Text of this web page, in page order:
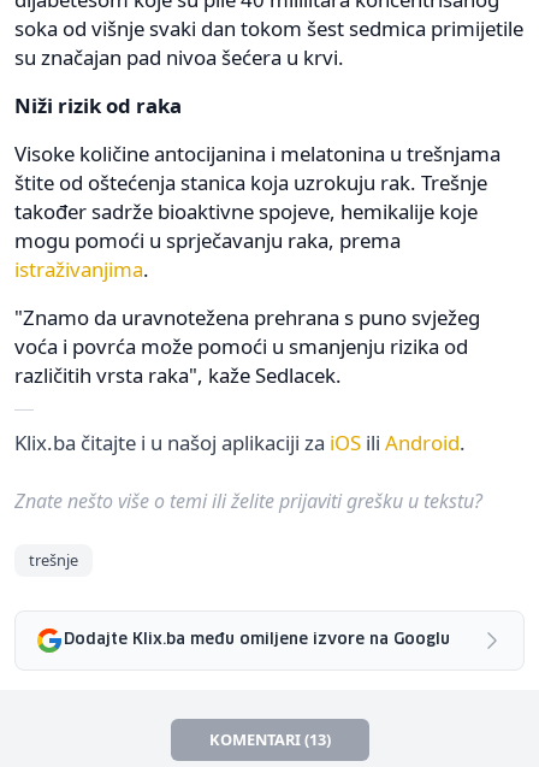
soka od višnje svaki dan tokom šest sedmica primijetile
su značajan pad nivoa šećera u krvi.
Niži rizik od raka
Visoke količine antocijanina i melatonina u trešnjama
štite od oštećenja stanica koja uzrokuju rak. Trešnje
također sadrže bioaktivne spojeve, hemikalije koje
mogu pomoći u sprječavanju raka, prema
istraživanjima.
"Znamo da uravnotežena prehrana s puno svježeg
voća i povrća može pomoći u smanjenju rizika od
različitih vrsta raka", kaže Sedlacek.
Klix.ba čitajte i u našoj aplikaciji za iOS ili Android.
Znate nešto više o temi ili želite prijaviti grešku u tekstu?
trešnje
Dodajte Klix.ba među omiljene izvore na Googlu
KOMENTARI (13)